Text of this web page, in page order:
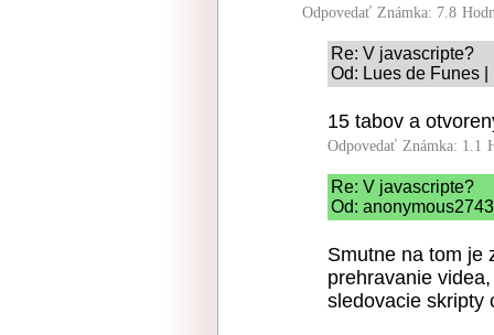
Odpovedať Známka: 7.8
Re: V javascripte?
Od: Lues de Funes
15 tabov a
Odpovedať Známka: 1.1
Re: V javascripte?
Od:
Smutne na tom je
prehravanie
sledovacie skripty